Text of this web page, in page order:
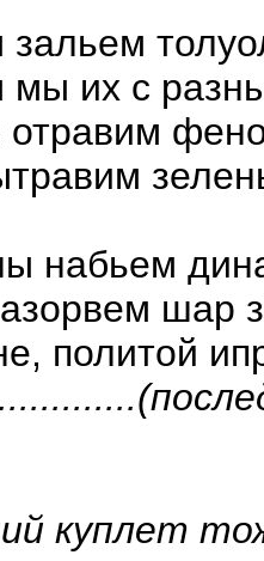
зальем
их с
отравим
набьем
шар
политой
куплет